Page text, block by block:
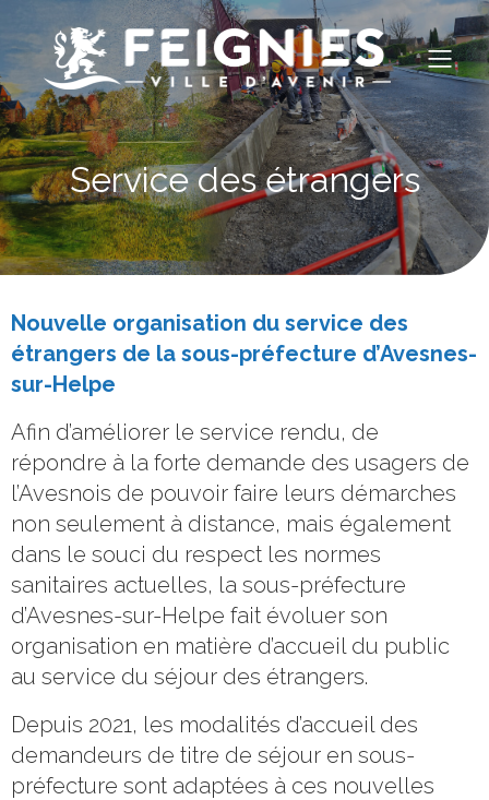
Service des étrangers
Nouvelle organisation du service des
étrangers de la sous-préfecture d’Avesnes-
sur-Helpe
Afin d’améliorer le service rendu, de
répondre à la forte demande des usagers de
l’Avesnois de pouvoir faire leurs démarches
non seulement à distance, mais également
dans le souci du respect les normes
sanitaires actuelles, la sous-préfecture
d’Avesnes-sur-Helpe fait évoluer son
organisation en matière d’accueil du public
au service du séjour des étrangers.
Depuis 2021, les modalités d’accueil des
demandeurs de titre de séjour en sous-
préfecture sont adaptées à ces nouvelles